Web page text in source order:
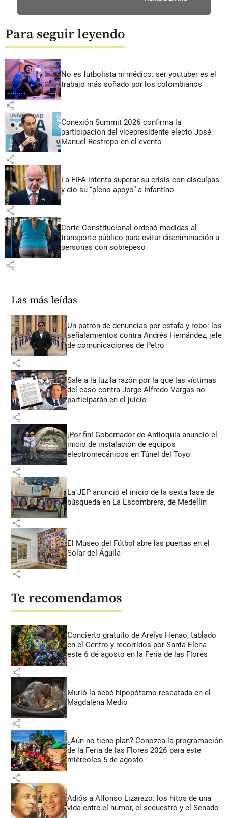
Para seguir leyendo
No es futbolista ni médico: ser youtuber es el
trabajo más soñado por los colombianos
share
Conexión Summit 2026 confirma la
participación del vicepresidente electo José
Manuel Restrepo en el evento
share
La FIFA intenta superar su crisis con disculpas
y dio su “pleno apoyo” a Infantino
share
Corte Constitucional ordenó medidas al
transporte público para evitar discriminación a
personas con sobrepeso
share
Las más leídas
Un patrón de denuncias por estafa y robo: los
señalamientos contra Andrés Hernández, jefe
de comunicaciones de Petro
share
Sale a la luz la razón por la que las víctimas
del caso contra Jorge Alfredo Vargas no
participarán en el juicio
share
¡Por fin! Gobernador de Antioquia anunció el
inicio de instalación de equipos
electromecánicos en Túnel del Toyo
share
La JEP anunció el inicio de la sexta fase de
búsqueda en La Escombrera, de Medellín
share
El Museo del Fútbol abre las puertas en el
Solar del Águila
share
Te recomendamos
Concierto gratuito de Arelys Henao, tablado
en el Centro y recorridos por Santa Elena
este 6 de agosto en la Feria de las Flores
share
Murió la bebé hipopótamo rescatada en el
Magdalena Medio
share
¿Aún no tiene plan? Conozca la programación
de la Feria de las Flores 2026 para este
miércoles 5 de agosto
share
Adiós a Alfonso Lizarazo: los hitos de una
vida entre el humor, el secuestro y el Senado